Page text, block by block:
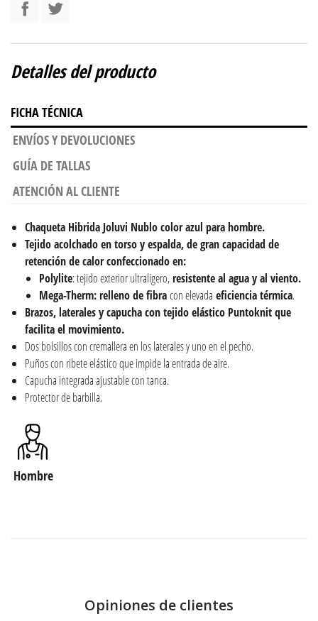
Detalles del producto
FICHA TÉCNICA
ENVÍOS Y DEVOLUCIONES
GUÍA DE TALLAS
ATENCIÓN AL CLIENTE
Chaqueta Hibrida Joluvi Nublo color azul parahombre.
Tejido acolchado en torso y espalda, de gran capacidad de
retención de calor confeccionado en:
Polylite: tejido exterior ultraligero,resistente al agua y al viento.
Mega-Therm:relleno de fibracon elevada eficiencia térmica.
Brazos, laterales y capucha con tejido elástico Puntoknit que
facilita el movimiento.
Dos bolsillos con cremallera en los laterales y uno en el pecho.
Puños con ribete elástico que impide la entrada de aire.
Capucha integrada ajustable con tanca.
Protector de barbilla.
Hombre
Opiniones de clientes